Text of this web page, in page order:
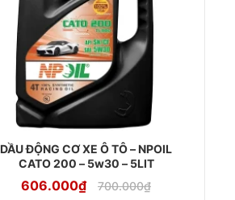
DẦU ĐỘNG CƠ XE Ô TÔ – NPOIL
CATO 200 – 5w30 – 5LIT
700.000₫
Giá
gốc
606.000₫Giá
hiện